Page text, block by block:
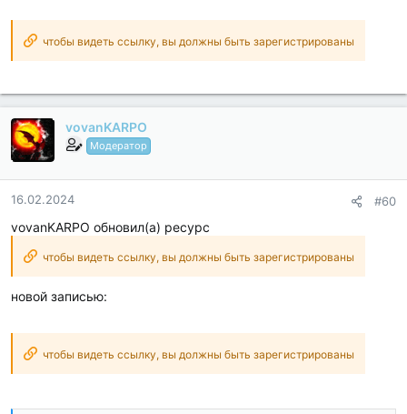
Debug code removed;
Remove default .source tags name of the corresponding java
Languages: Full Multi Languages;
CPUs: armeabi-v7a...
чтобы видеть ссылку, вы должны быть зарегистрированы
vovanKARPO
Модератор
16.02.2024 #60
vovanKARPO обновил(а) ресурс
чтобы видеть ссылку, вы должны быть зарегистрированы
новой записью:
чтобы видеть ссылку, вы должны быть зарегистрированы